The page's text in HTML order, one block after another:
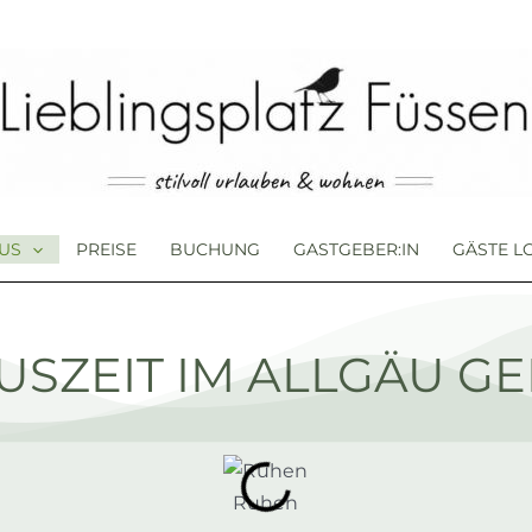
PREISE BUCHUNG GASTGEBER:IN GÄSTE
IM ALLGÄU
Ruhen